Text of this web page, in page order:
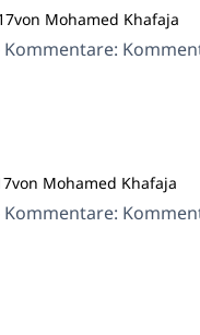
Mohamed Khafaja
Mohamed Khafaja